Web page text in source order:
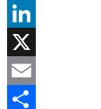
WhatsApp
LinkedIn
X
Email